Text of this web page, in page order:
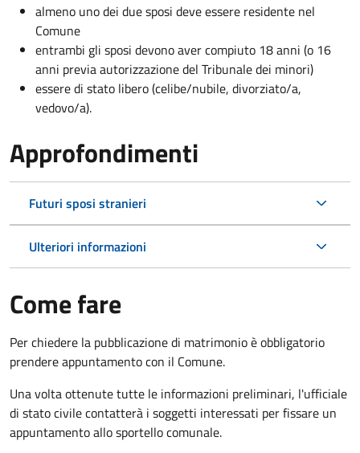
almeno uno dei due sposi deve essere residente nel
Comune
entrambi gli sposi devono aver compiuto 18 anni (o 16
anni previa autorizzazione del Tribunale dei minori)
essere di stato libero (celibe/nubile, divorziato/a,
vedovo/a).
Approfondimenti
Futuri sposi stranieri
Ulteriori informazioni
Come fare
Per chiedere la pubblicazione di matrimonio è obbligatorio
prendere appuntamento con il Comune.
Una volta ottenute tutte le informazioni preliminari, l'ufficiale
di stato civile contatterà i soggetti interessati per fissare un
appuntamento allo sportello comunale.